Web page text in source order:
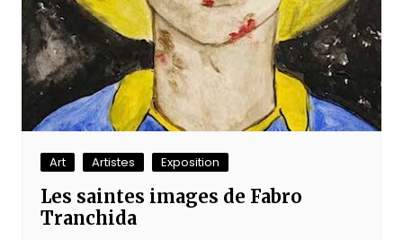
Art Artistes Exposition
Les saintes images de Fabro
Tranchida